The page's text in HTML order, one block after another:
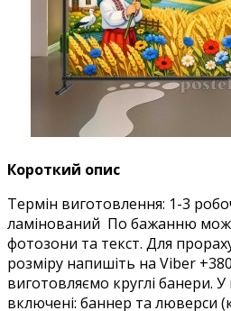
Короткий опис
Термін виготовлення: 1-3
ламінований По бажанню
фотозони та текст. Для
розміру напишіть на Viber
виготовляємо круглі банери. У
включені: баннер та люверси